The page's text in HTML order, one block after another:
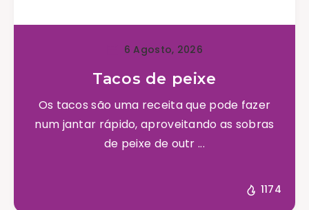
6 Agosto, 2026
Tacos de peixe
Os tacos são uma receita que pode fazer
num jantar rápido, aproveitando as sobras
de peixe de outr ...
1174